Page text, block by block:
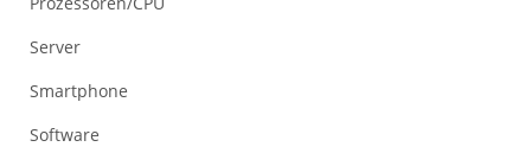
Server
Smartphone
Software